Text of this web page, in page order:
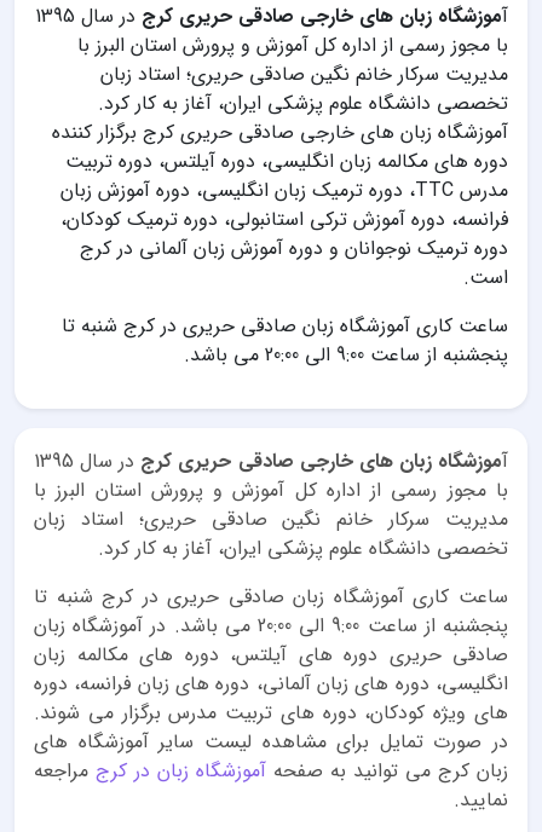
آموزشگاه زبان هاى خارجى صادقى حريرى کرج
در سال 1395
با مجوز رسمى از اداره كل آموزش و پرورش استان البرز با
مديريت سركار خانم نگين صادقى حريرى؛ استاد زبان
تخصصى دانشگاه علوم پزشكى ايران، آغاز به كار كرد.
آموزشگاه زبان هاى خارجى صادقى حريرى کرج برگزار کننده
دوره های مکالمه زبان انگلیسی، دوره آیلتس، دوره تربیت
مدرس TTC، دوره ترمیک زبان انگلیسی، دوره آموزش زبان
فرانسه، دوره آموزش ترکی استانبولی، دوره ترمیک کودکان،
دوره ترمیک نوجوانان و دوره آموزش زبان آلمانی در کرج
است.
ساعت کاری آموزشگاه زبان صادقی حریری در کرج شنبه تا
پنجشنبه از ساعت 9:00 الی 20:00 می باشد.
آموزشگاه زبان هاى خارجى صادقى حريرى کرج
در سال 1395
با مجوز رسمى از اداره كل آموزش و پرورش استان البرز با
مديريت سركار خانم نگين صادقى حريرى؛ استاد زبان
تخصصى دانشگاه علوم پزشكى ايران، آغاز به كار كرد.
ساعت کاری آموزشگاه زبان صادقی حریری در کرج شنبه تا
پنجشنبه از ساعت 9:00 الی 20:00 می باشد. در آموزشگاه زبان
صادقی حریری دوره های آیلتس، دوره های مکالمه زبان
انگلیسی، دوره های زبان آلمانی، دوره های زبان فرانسه، دوره
های ویژه کودکان، دوره های تربیت مدرس برگزار می شوند.
در صورت تمایل برای مشاهده لیست سایر آموزشگاه های
زبان کرج می توانید به صفحه آموزشگاه زبان در کرج مراجعه
نمایید.